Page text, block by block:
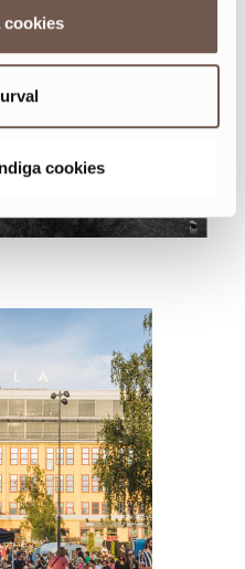
cookies
cookies